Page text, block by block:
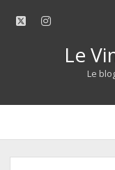
twitterinstagram
Le
Le